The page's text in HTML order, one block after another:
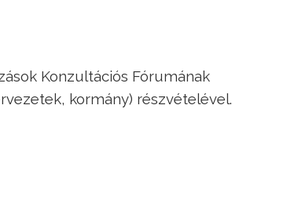
Konzultációs Fórumának
kormány) részvételével.